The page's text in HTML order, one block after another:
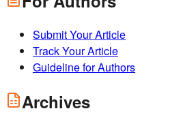
Submit Your Article
Track Your Article
Guideline for Authors
Archives